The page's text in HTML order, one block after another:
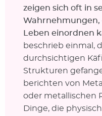
zeigen sich oft in
Wahrnehmungen,
Leben einordnen
beschrieb einmal,
durchsichtigen
Strukturen
berichten von
oder metallischen
Dinge, die